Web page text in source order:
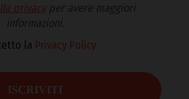
privacyper avere maggiori
informazioni.
la Privacy Policy